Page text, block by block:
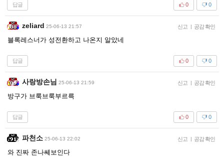
답글 0
0
zeliard 25-06-13 21:57 신고 | 공감 확인
블록레스너가 성전환하고 나온지 알았네
답글 0
0
사랑방손님 25-06-13 21:59 신고 | 공감 확인
방구가 브룩브룩부르륵
답글 0
0
파천소 25-06-13 22:02 신고 | 공감 확인
와 진짜 존나쎄보인다